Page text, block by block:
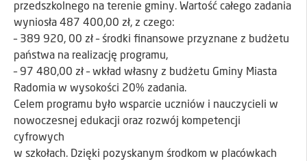
przedszkolnego na terenie gminy. Wartość całego zadania
wyniosła 487 400,00 zł, z czego:
– 389 920, 00 zł – środki finansowe przyznane z budżetu
państwa na realizację programu,
– 97 480,00 zł – wkład własny z budżetu Gminy Miasta
Radomia w wysokości 20% zadania.
Celem programu było wsparcie uczniów i nauczycieli w
nowoczesnej edukacji oraz rozwój kompetencji
cyfrowych
w szkołach. Dzięki pozyskanym środkom w placówkach